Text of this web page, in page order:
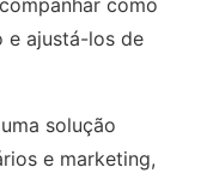
como
e ajustá-los de
solução
e marketing,